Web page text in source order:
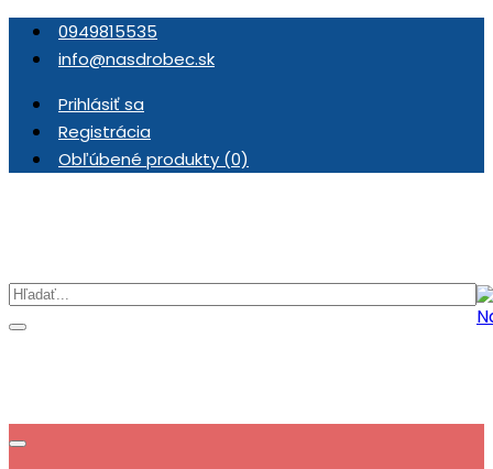
0949815535
info@nasdrobec.sk
Prihlásiť sa
Registrácia
Obľúbené produkty (0)